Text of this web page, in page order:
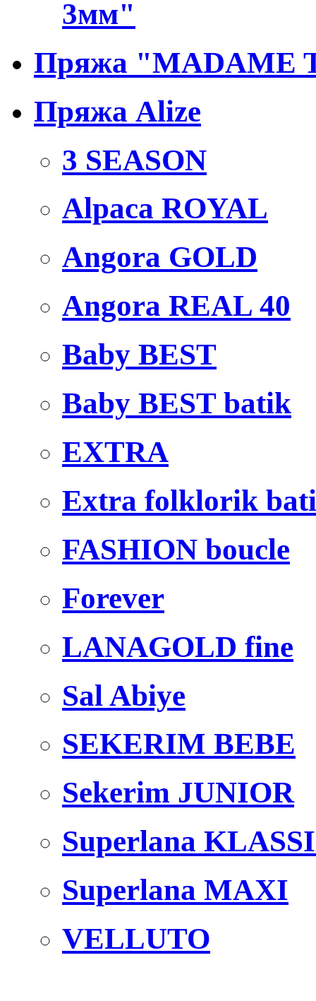
3мм"
Пряжа "MADAME
Пряжа Alize
3 SEASON
Alpaca ROYAL
Angora GOLD
Angora REAL 40
Baby BEST
Baby BEST batik
EXTRA
Extra folklorik
FASHION boucle
Forever
LANAGOLD fine
Sal Abiye
SEKERIM BEBE
Sekerim JUNIOR
Superlana
Superlana MAXI
VELLUTO